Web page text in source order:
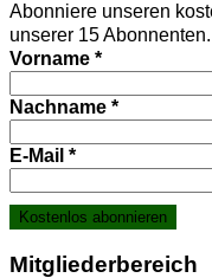
Abonniere unseren
unserer 15 Abonnenten.
Vorname *
Nachname *
E-Mail *
Mit­glie­der­be­reich